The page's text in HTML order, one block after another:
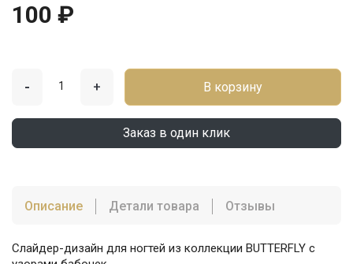
100 ₽
- + В корзину
Заказ в один клик
Описание Детали товара Отзывы
Слайдер-дизайн для ногтей из коллекции BUTTERFLY с